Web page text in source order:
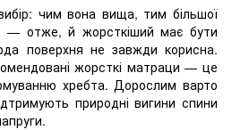
чим вона вища, тим більшої
— отже, й жорсткіший має бути
поверхня не завжди корисна.
жорсткі матраци — це
хребта. Дорослим варто
природні вигини спини